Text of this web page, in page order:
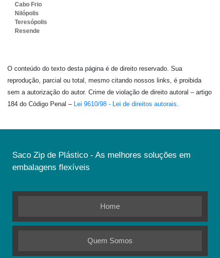
Cabo Frio
Nilópolis
Teresópolis
Resende
O conteúdo do texto desta página é de direito reservado. Sua
reprodução, parcial ou total, mesmo citando nossos links, é proibida
sem a autorização do autor. Crime de violação de direito autoral – artigo
184 do Código Penal –
Lei 9610/98 - Lei de direitos autorais
Saco Zip de Plástico - As melhores soluções em
embalagens flexíveis
Home
Quem Somos